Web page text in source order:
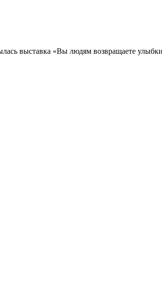
выставка «Вы людям возвращаете